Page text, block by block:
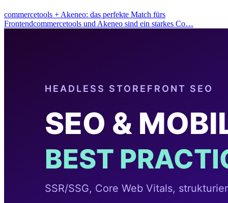
commercetools + Akeneo: das perfekte Match fürs
Frontendcommercetools und Akeneo sind ein starkes Co…